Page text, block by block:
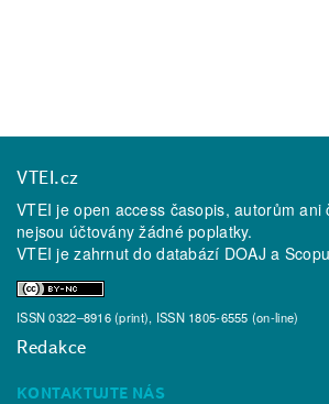
VTEI.cz
VTEI je open access časopis, autorům ani
nejsou účtovány žádné poplatky.
VTEI je zahrnut do databází DOAJ a
ISSN 0322–8916 (print), ISSN 1805-6555 (on-line)
Redakce
KONTAKTUJTE NÁS